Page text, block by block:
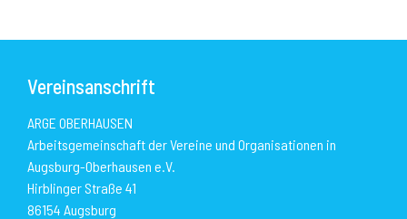
Vereinsanschrift
ARGE OBERHAUSEN
Arbeitsgemeinschaft der Vereine und Organisationen in
Augsburg-Oberhausen e.V.
Hirblinger Straße 41
86154 Augsburg